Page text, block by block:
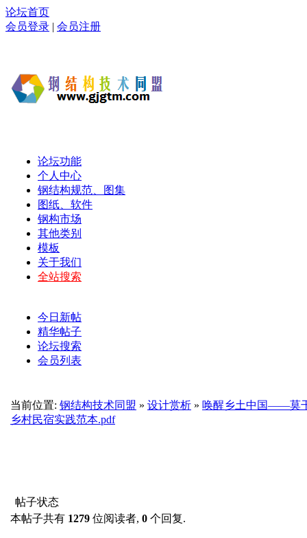
论坛首页
会员登录 | 会员注册
论坛功能
个人中心
钢结构规范、图集
图纸、软件
钢构市场
其他类别
模板
关于我们
全站搜索
今日新帖
精华帖子
论坛搜索
会员列表
当前位置: 钢结构技术同盟 » 设计赏析 » 唤醒乡土中国——莫
乡村民宿实践范本.pdf
帖子状态
本帖子共有 1279 位阅读者, 0 个回复.